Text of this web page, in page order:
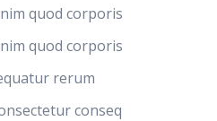
quod corporis
quod corporis
rerum
conseq